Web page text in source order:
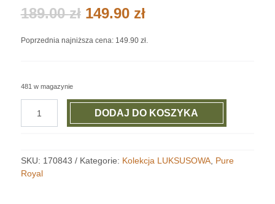
na
podstawie
189.00zł Original
was:
149.90 złCurrent
is:
Poprzednia najniższa cena: 149.90 zł.
481 w magazynie
Perfumy
damskie
DODAJ DO KOSZYKA
SKU: 170843 Kategorie: Kolekcja LUKSUSOWA, Pure
Royal